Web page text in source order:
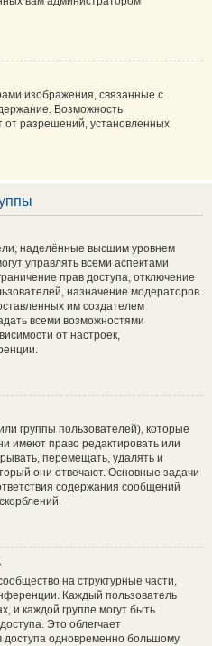
изображения, связанные с
Возможность
от разрешений, установленных
наделённые высшим уровнем
управлять всеми аспектами
прав доступа, отключение
назначение модераторов
им создателем
всеми возможностями
от настроек,
группы пользователей), которые
имеют право редактировать или
перемещать, удалять и
они отвечают. Основные задачи
содержания сообщений
на структурные части,
Каждый пользователь
и каждой группе могут быть
Это облегчает
одновременно большому